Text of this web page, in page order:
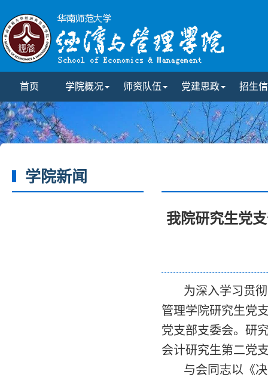
首页 学院概况 师资队伍 党建思政 招生
学院新闻
我院研究生党
为深入学习贯
管理学院研究生党
党支部支委会。研
会计研究生第二党
与会同志以《